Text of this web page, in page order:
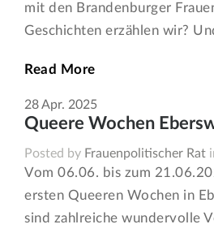
mit den Brandenburger
Geschichten erzählen wir?
Read More
28 Apr. 2025
Queere Wochen
Posted by Frauenpolitischer Rat
Vom 06.06. bis zum
ersten Queeren Wochen in
sind zahlreiche wundervolle